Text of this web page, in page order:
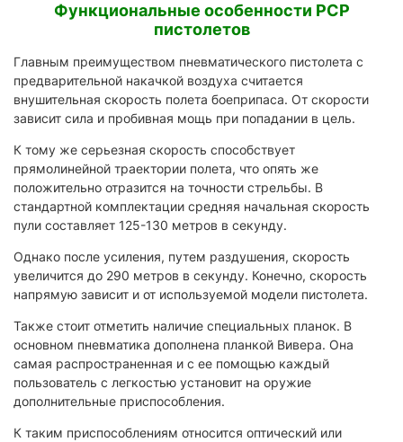
Функциональные особенности PCP
пистолетов
Главным преимуществом пневматического пистолета с
предварительной накачкой воздуха считается
внушительная скорость полета боеприпаса. От скорости
зависит сила и пробивная мощь при попадании в цель.
К тому же серьезная скорость способствует
прямолинейной траектории полета, что опять же
положительно отразится на точности стрельбы. В
стандартной комплектации средняя начальная скорость
пули составляет 125-130 метров в секунду.
Однако после усиления, путем раздушения, скорость
увеличится до 290 метров в секунду. Конечно, скорость
напрямую зависит и от используемой модели пистолета.
Также стоит отметить наличие специальных планок. В
основном пневматика дополнена планкой Вивера. Она
самая распространенная и с ее помощью каждый
пользователь с легкостью установит на оружие
дополнительные приспособления.
К таким приспособлениям относится оптический или